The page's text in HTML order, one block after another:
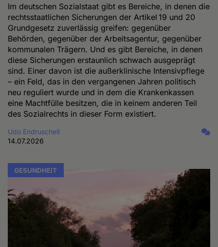
Im deutschen Sozialstaat gibt es Bereiche, in denen die
rechtsstaatlichen Sicherungen der Artikel 19 und 20
Grundgesetz zuverlässig greifen: gegenüber
Behörden, gegenüber der Arbeitsagentur, gegenüber
kommunalen Trägern. Und es gibt Bereiche, in denen
diese Sicherungen erstaunlich schwach ausgeprägt
sind. Einer davon ist die außerklinische Intensivpflege
– ein Feld, das in den vergangenen Jahren politisch
neu reguliert wurde und in dem die Krankenkassen
eine Machtfülle besitzen, die in keinem anderen Teil
des Sozialrechts in dieser Form existiert.
Udo Endruscheit
14.07.2026
GESUNDHEIT